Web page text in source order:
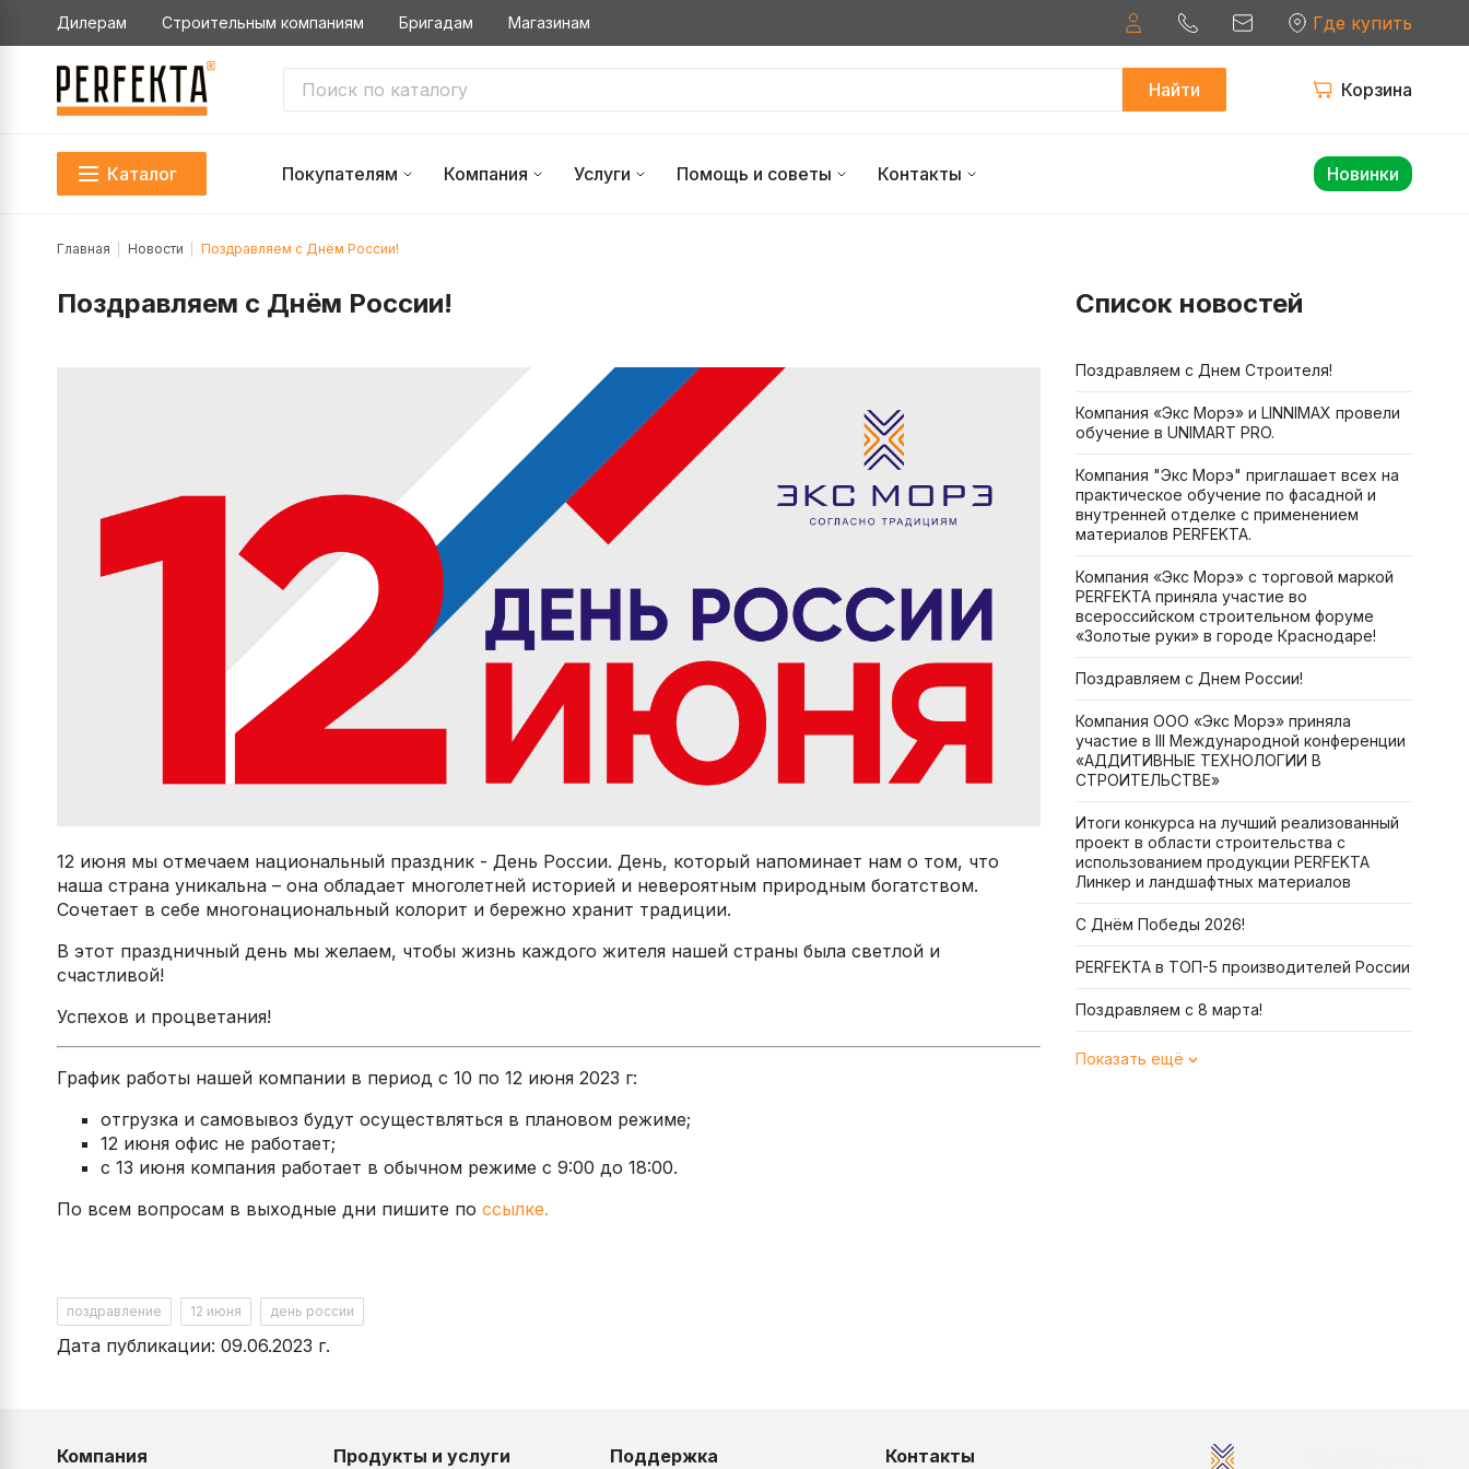
Дилерам Строительным компаниям Бригадам Магазинам Где купить
Найти Корзина
Каталог Покупателям Компания Услуги Помощь и советы Контакты Новинки
Главная Новости Поздравляем с Днём России!
Поздравляем с Днём России!
12 июня мы отмечаем национальный праздник - День России. День, который напоминает нам о том, что
наша страна уникальна – она обладает многолетней историей и невероятным природным богатством.
Сочетает в себе многонациональный колорит и бережно хранит традиции.
В этот праздничный день мы желаем, чтобы жизнь каждого жителя нашей страны была светлой и
счастливой!
Успехов и процветания!
График работы нашей компании в период с 10 по 12 июня 2023 г:
отгрузка и самовывоз будут осуществляться в плановом режиме;
12 июня офис не работает;
с 13 июня компания работает в обычном режиме с 9:00 до 18:00.
По всем вопросам в выходные дни пишите по ссылке.
поздравление 12 июня день россии
Дата публикации: 09.06.2023 г.
Список новостей
Поздравляем с Днем Строителя!
Компания «Экс Морэ» и LINNIMAX провели
обучение в UNIMART PRO.
Компания "Экс Морэ" приглашает всех на
практическое обучение по фасадной и
внутренней отделке с применением
материалов PERFEKTA.
Компания «Экс Морэ» с торговой маркой
PERFEKTA приняла участие во
всероссийском строительном форуме
«Золотые руки» в городе Краснодаре!
Поздравляем с Днем России!
Компания ООО «Экс Морэ» приняла
участие в III Международной конференции
«АДДИТИВНЫЕ ТЕХНОЛОГИИ В
СТРОИТЕЛЬСТВЕ»
Итоги конкурса на лучший реализованный
проект в области строительства с
использованием продукции PERFEKTA
Линкер и ландшафтных материалов
С Днём Победы 2026!
PERFEKTA в ТОП-5 производителей России
Поздравляем с 8 марта!
Показать ещё
Компания Продукты и услуги Поддержка Контакты